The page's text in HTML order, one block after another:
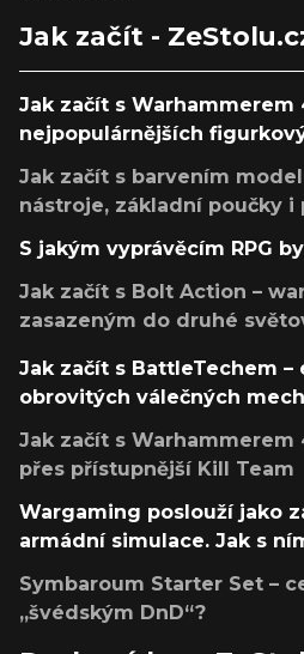
Jak začít -
Jak začít s Warhammerem
nejpopulárnějších
Jak začít s barvením
nástroje, základní poučky
S jakým vyprávěcím RPG
Jak začít s Bolt Action –
zasazeným do druhé
Jak začít s BattleTechem
obrovitých válečných
Jak začít s Warhammerem
přes přístupnější Kill Team
Wargaming poslouží jako
armádní simulace. Jak s
Symbaroum Starter Set –
„švédským DnD“?